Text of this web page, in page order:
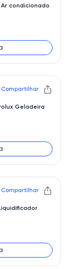
condicionado
Compartilhar
Geladeira
Compartilhar